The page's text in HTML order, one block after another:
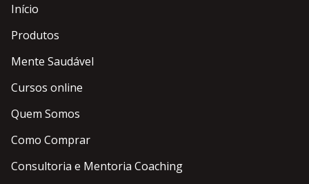
Início
Produtos
Mente Saudável
Cursos online
Quem Somos
Como Comprar
Consultoria e Mentoria Coaching